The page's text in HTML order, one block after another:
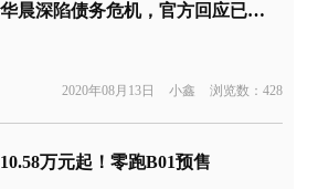
华晨深陷债务危机，官方回应已成立债委会寻求支持
2020年08月13日 小鑫 浏览数：428
10.58万元起！零跑B01预售